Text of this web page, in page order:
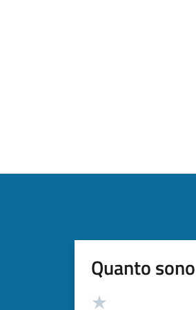
Quanto
Valutazione